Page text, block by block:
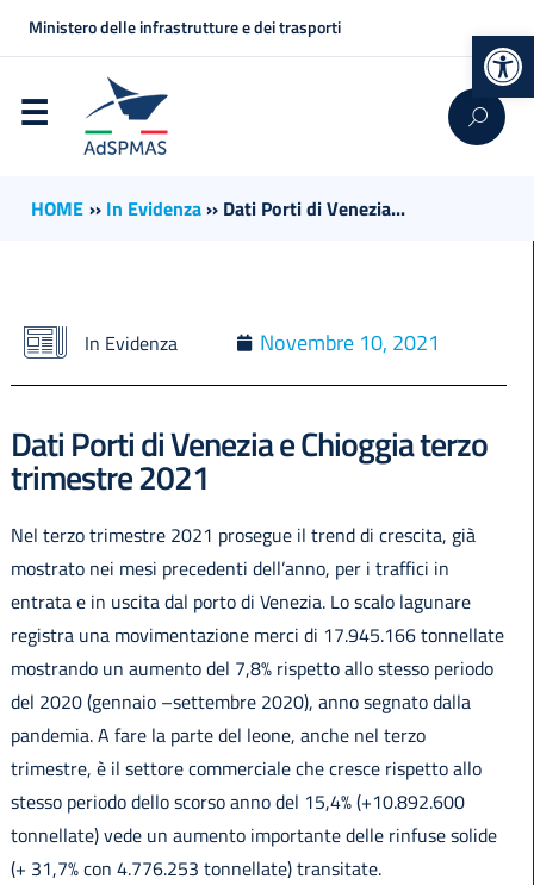
Ministero delle infrastrutture e dei trasporti
HOME ›› In Evidenza›› Dati Porti di Venezia...
In Evidenza Novembre 10, 2021
Dati Porti di Venezia e Chioggia terzo
trimestre 2021
Nel terzo trimestre 2021 prosegue il trend di crescita, già
mostrato nei mesi precedenti dell’anno, per i traffici in
entrata e in uscita dal porto di Venezia. Lo scalo lagunare
registra una movimentazione merci di 17.945.166 tonnellate
mostrando un aumento del 7,8% rispetto allo stesso periodo
del 2020 (gennaio –settembre 2020), anno segnato dalla
pandemia. A fare la parte del leone, anche nel terzo
trimestre, è il settore commerciale che cresce rispetto allo
stesso periodo dello scorso anno del 15,4% (+10.892.600
tonnellate) vede un aumento importante delle rinfuse solide
(+ 31,7% con 4.776.253 tonnellate) transitate.